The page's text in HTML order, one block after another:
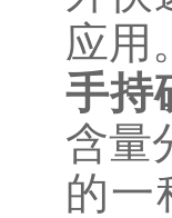
应用
手持
含量
的一